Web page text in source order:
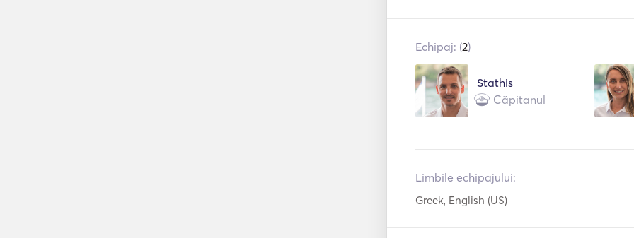
Conexiune
auxiliară
Conexiune
Pilot automat
Apărători
Echipaj: (2)
Stathis
Căpitanul
Limbile echipajului:
Greek, English (US)